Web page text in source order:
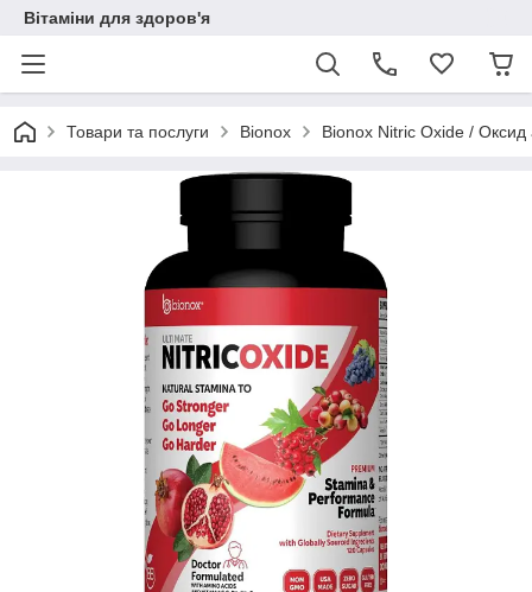
Вітаміни для здоров'я
Товари та послуги Bionox Bionox Nitric Oxide / Оксид